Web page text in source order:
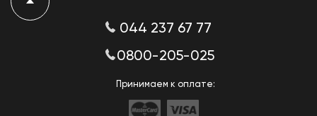
044 237 67 77
0800-205-025
Принимаем к оплате: